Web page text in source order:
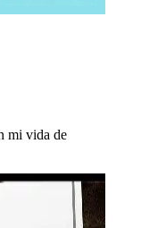
mi vida de